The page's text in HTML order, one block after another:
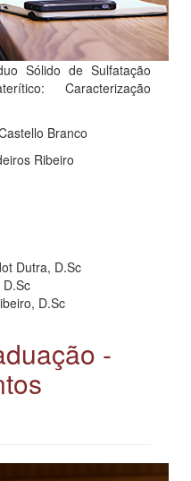
Sólido de Sulfatação
Caracterização
Branco
Ribeiro
Dutra, D.Sc
D.Sc
-